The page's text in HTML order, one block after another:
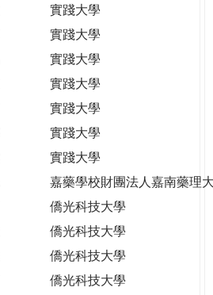
實踐大學
實踐大學
實踐大學
實踐大學
實踐大學
實踐大學
實踐大學
嘉藥學校財團法人嘉南藥理
僑光科技大學
僑光科技大學
僑光科技大學
僑光科技大學